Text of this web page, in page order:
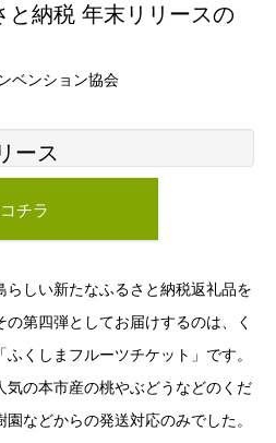
と納税 年末リリースの
ベンション協会
ース
チラ
しい新たなふるさと納税返礼品を
第四弾としてお届けするのは、く
くしまフルーツチケット」です。
気の本市産の桃やぶどうなどのくだ
などからの発送対応のみでした。